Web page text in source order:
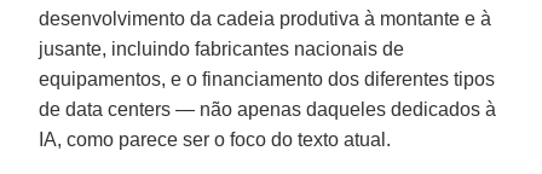
desenvolvimento da cadeia produtiva à montante e à
jusante, incluindo fabricantes nacionais de
equipamentos, e o financiamento dos diferentes tipos
de data centers — não apenas daqueles dedicados à
IA, como parece ser o foco do texto atual.